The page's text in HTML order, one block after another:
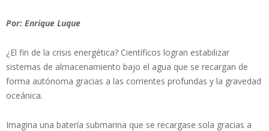
Por: Enrique Luque
¿El fin de la crisis energética? Científicos logran estabilizar
sistemas de almacenamiento bajo el agua que se recargan de
forma autónoma gracias a las corrientes profundas y la gravedad
oceánica.
Imagina una batería submarina que se recargase sola gracias a